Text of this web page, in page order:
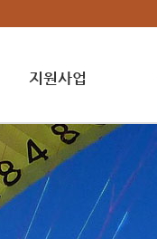
지원사업